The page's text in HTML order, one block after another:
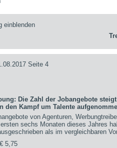
einblenden
Seite 4
Die Zahl der Jobangebote
den Kampf um Talente
von Agenturen,
sechs Monaten dieses Jahres
als im vergleichbaren
€ 5,75